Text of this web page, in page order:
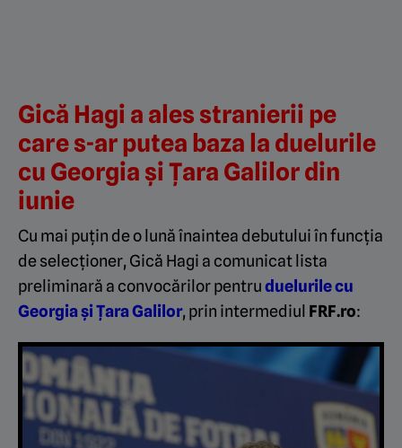
Gică Hagi a ales stranierii pe
care s-ar putea baza la duelurile
cu Georgia și Țara Galilor din
iunie
Cu mai puțin de o lună înaintea debutului în funcția
de selecționer, Gică Hagi a comunicat lista
preliminară a convocărilor pentruduelurile cu
Georgia și Țara Galilor, prin intermediul FRF.ro: